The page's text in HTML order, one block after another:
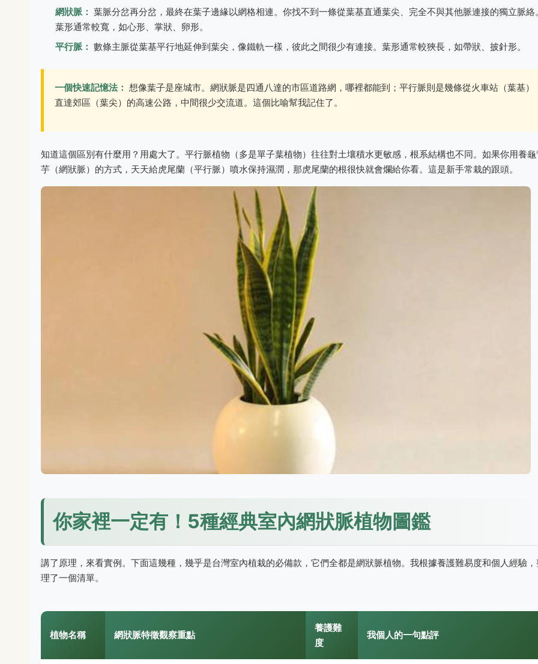
網狀脈： 葉脈分岔再分岔，最終在葉子邊緣以網格相連。你找不到一條從葉基直通葉尖、完全不與其他脈連接的獨立脈絡
葉形通常較寬，如心形、掌狀、卵形。
平行脈： 數條主脈從葉基平行地延伸到葉尖，像鐵軌一樣，彼此之間很少有連接。葉形通常較狹長，如帶狀、披針形。
一個快速記憶法： 想像葉子是座城市。網狀脈是四通八達的市區道路網，哪裡都能到；平行脈則是幾條從火車站（葉基）
直達郊區（葉尖）的高速公路，中間很少交流道。這個比喻幫我記住了。
知道這個區別有什麼用？用處大了。平行脈植物（多是單子葉植物）往往對土壤積水更敏感，根系結構也不同。如果你用養
芋（網狀脈）的方式，天天給虎尾蘭（平行脈）噴水保持濕潤，那虎尾蘭的根很快就會爛給你看。這是新手常栽的跟頭。
你家裡一定有！5種經典室內網狀脈植物圖鑑
講了原理，來看實例。下面這幾種，幾乎是台灣室內植栽的必備款，它們全都是網狀脈植物。我根據養護難易度和個人經驗
理了一個清單。
植物名稱 網狀脈特徵觀察重點
養護難
度
我個人的一句點評